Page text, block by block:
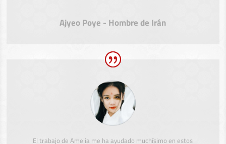
Ajyeo Poye - Hombre de Irán
El trabajo de Amelia me ha ayudado muchísimo en estos